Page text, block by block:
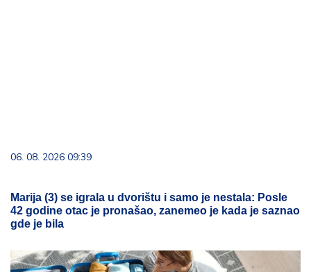
06. 08. 2026 09:39
Marija (3) se igrala u dvorištu i samo je nestala: Posle
42 godine otac je pronašao, zanemeo je kada je saznao
gde je bila